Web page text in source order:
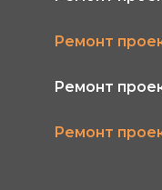
Ремонт
Ремонт
Ремонт